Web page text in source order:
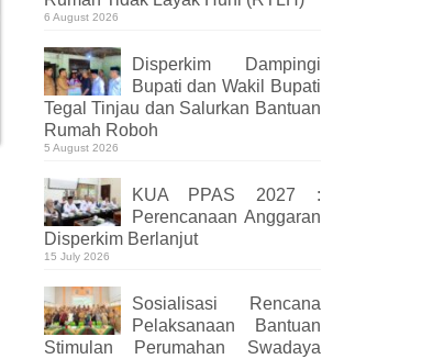
6 August 2026
Disperkim Dampingi
Bupati dan Wakil Bupati
Tegal Tinjau dan Salurkan Bantuan
Rumah Roboh
5 August 2026
KUA PPAS 2027 :
Perencanaan Anggaran
Disperkim Berlanjut
15 July 2026
Sosialisasi Rencana
Pelaksanaan Bantuan
Stimulan Perumahan Swadaya